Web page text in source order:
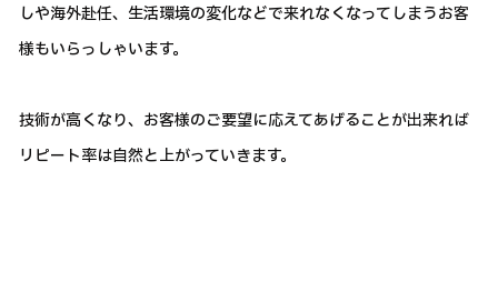
しや海外赴任、生活環境の変化などで来れなくなってしまうお客
様もいらっしゃいます。
技術が高くなり、お客様のご要望に応えてあげることが出来れば
リピート率は自然と上がっていきます。